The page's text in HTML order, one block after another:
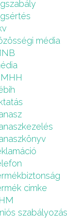
média
cimke
szabályozás